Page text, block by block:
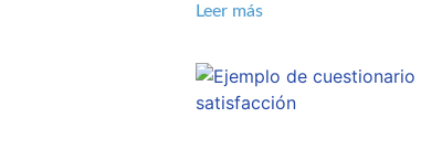
Leer más